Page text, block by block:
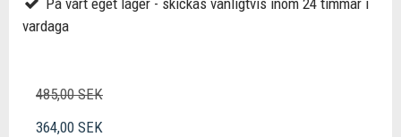
På vårt eget lager - skickas vanligtvis inom 24 timmar i
vardaga
485,00 SEK
364,00 SEK